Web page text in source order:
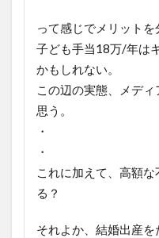
って感じでメリットを
子ども手当18万/年は
かもしれない。
この辺の実態、メデ
思う。
・
・
これに加えて、高額
る？
それよか、結婚出産